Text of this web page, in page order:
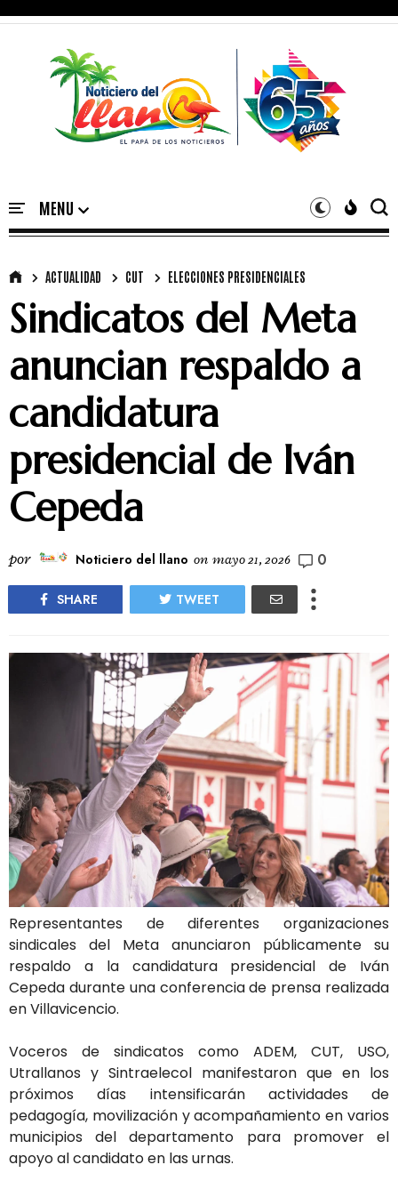
ACTUALIDAD CUT ELECCIONES PRESIDENCIALES
Sindicatos del Meta
anuncian respaldo a
candidatura
presidencial de Iván
Cepeda
por Noticiero del llano on mayo 21, 2026 0
SHARE TWEET
Representantes de diferentes organizaciones
sindicales del Meta anunciaron públicamente su
respaldo a la candidatura presidencial de Iván
Cepeda durante una conferencia de prensa realizada
en Villavicencio.
Voceros de sindicatos como ADEM, CUT, USO,
Utrallanos y Sintraelecol manifestaron que en los
próximos días intensificarán actividades de
pedagogía, movilización y acompañamiento en varios
municipios del departamento para promover el
apoyo al candidato en las urnas.